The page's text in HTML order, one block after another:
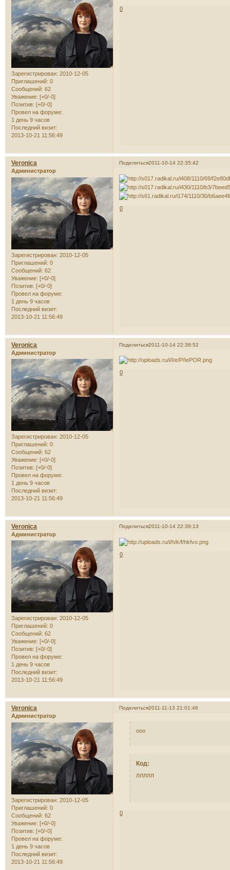
Зарегистрирован: 2010-12-05
Приглашений: 0
Сообщений: 62
Уважение: [+0/-0]
Позитив: [+0/-0]
Провел на форуме:
1 день 9 часов
Последний визит:
2013-10-21 11:56:49
0
Поделиться2011-10-14 22:35:42
Veronica
Администратор
Зарегистрирован: 2010-12-05
Приглашений: 0
Сообщений: 62
Уважение: [+0/-0]
Позитив: [+0/-0]
Провел на форуме:
1 день 9 часов
Последний визит:
2013-10-21 11:56:49
0
Поделиться2011-10-14 22:38:52
Veronica
Администратор
Зарегистрирован: 2010-12-05
Приглашений: 0
Сообщений: 62
Уважение: [+0/-0]
Позитив: [+0/-0]
Провел на форуме:
1 день 9 часов
Последний визит:
2013-10-21 11:56:49
0
Поделиться2011-10-14 22:39:13
Veronica
Администратор
Зарегистрирован: 2010-12-05
Приглашений: 0
Сообщений: 62
Уважение: [+0/-0]
Позитив: [+0/-0]
Провел на форуме:
1 день 9 часов
Последний визит:
2013-10-21 11:56:49
0
Поделиться2011-11-13 21:01:46
Veronica
Администратор
Зарегистрирован: 2010-12-05
Приглашений: 0
Сообщений: 62
Уважение: [+0/-0]
Позитив: [+0/-0]
Провел на форуме:
1 день 9 часов
Последний визит:
2013-10-21 11:56:49
ооо
Код:
ллллл
0